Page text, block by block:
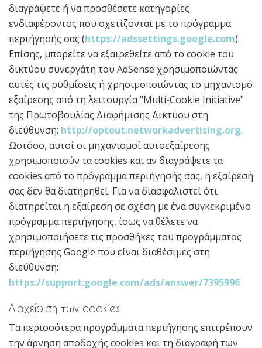
διαγράψετε ή να προσθέσετε κατηγορίες
ενδιαφέροντος που σχετίζονται με το πρόγραμμα
περιήγησής σας (https://adssettings.google.com).
Επίσης, μπορείτε να εξαιρεθείτε από το cookie του
δικτύου συνεργάτη του AdSense χρησιμοποιώντας
αυτές τις ρυθμίσεις ή χρησιμοποιώντας το μηχανισμό
εξαίρεσης από τη λειτουργία "Multi-Cookie Initiative"
της Πρωτοβουλίας Διαφήμισης Δικτύου στη
διεύθυνση: http://optout.networkadvertising.org.
Ωστόσο, αυτοί οι μηχανισμοί αυτοεξαίρεσης
χρησιμοποιούν τα cookies και αν διαγράψετε τα
cookies από το πρόγραμμα περιήγησής σας, η εξαίρεσή
σας δεν θα διατηρηθεί. Για να διασφαλιστεί ότι
διατηρείται η εξαίρεση σε σχέση με ένα συγκεκριμένο
πρόγραμμα περιήγησης, ίσως να θέλετε να
χρησιμοποιήσετε τις προσθήκες του προγράμματος
περιήγησης Google που είναι διαθέσιμες στη
διεύθυνση:
https://support.google.com/ads/answer/7395996
Διαχείριση των cookies
Τα περισσότερα προγράμματα περιήγησης επιτρέπουν
την άρνηση αποδοχής cookies και τη διαγραφή των